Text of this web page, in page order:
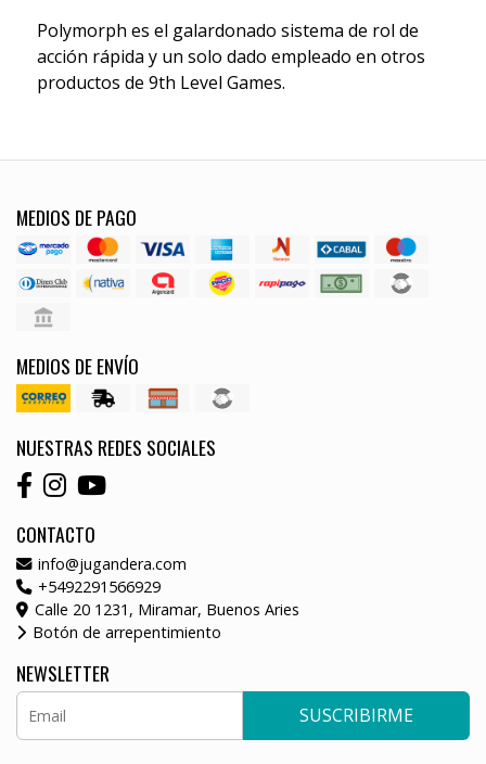
Polymorph es el galardonado sistema de rol de
acción rápida y un solo dado empleado en otros
productos de 9th Level Games.
MEDIOS DE PAGO
MEDIOS DE ENVÍO
NUESTRAS REDES SOCIALES
CONTACTO
info@jugandera.com
+5492291566929
Calle 20 1231, Miramar, Buenos Aries
Botón de arrepentimiento
NEWSLETTER
SUSCRIBIRME